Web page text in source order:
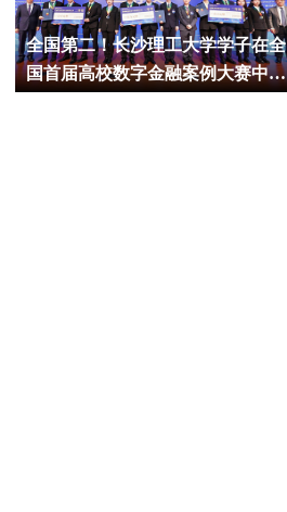
全国第二！长沙理工大学学子在全
国首届高校数字金融案例大赛中斩